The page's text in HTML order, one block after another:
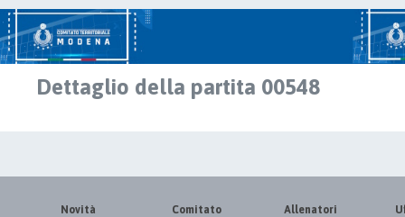
Dettaglio della partita 00548
Novità Comitato Allenatori